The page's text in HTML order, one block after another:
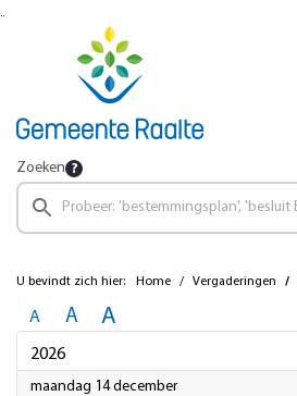
Ga naar de inhoud van deze pagina
Ga naar het zoeken
Zoeken
U bevindt zich hier: Home Vergaderingen
A A A
2026
maandag 14 december2026